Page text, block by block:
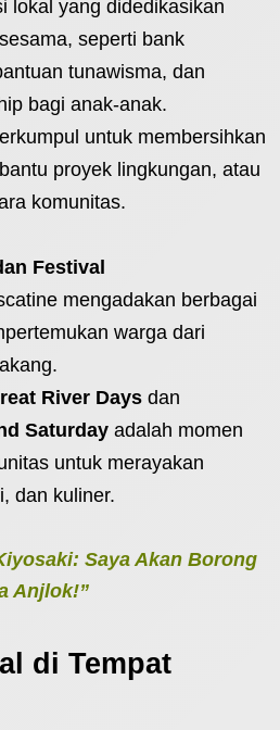
lokal yang didedikasikan
seperti bank
tunawisma, dan
bagi anak-anak.
untuk membersihkan
proyek lingkungan, atau
komunitas.
Festival
mengadakan berbagai
warga dari
River Days dan
Saturday adalah momen
untuk merayakan
dan kuliner.
Saya Akan Borong
Anjlok!”
di Tempat